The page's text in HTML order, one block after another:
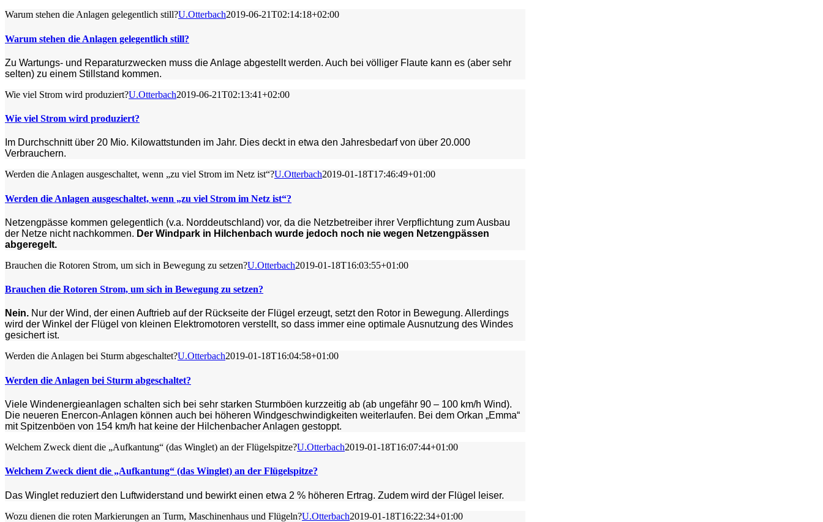
Warum stehen die Anlagen gelegentlich still?U.Otterbach2019-06-21T02:14:18+02:00
Warum stehen die Anlagen gelegentlich still?
Zu Wartungs- und Reparaturzwecken muss die Anlage abgestellt werden. Auch bei völliger Flaute kann es (aber sehr
selten) zu einem Stillstand kommen.
Wie viel Strom wird produziert?U.Otterbach2019-06-21T02:13:41+02:00
Wie viel Strom wird produziert?
Im Durchschnitt über 20 Mio. Kilowattstunden im Jahr. Dies deckt in etwa den Jahresbedarf von über 20.000
Verbrauchern.
Werden die Anlagen ausgeschaltet, wenn „zu viel Strom im Netz ist“?U.Otterbach2019-01-18T17:46:49+01:00
Werden die Anlagen ausgeschaltet, wenn „zu viel Strom im Netz ist“?
Netzengpässe kommen gelegentlich (v.a. Norddeutschland) vor, da die Netzbetreiber ihrer Verpflichtung zum Ausbau
der Netze nicht nachkommen. Der Windpark in Hilchenbach wurde jedoch noch nie wegen Netzengpässen
abgeregelt.
Brauchen die Rotoren Strom, um sich in Bewegung zu setzen?U.Otterbach2019-01-18T16:03:55+01:00
Brauchen die Rotoren Strom, um sich in Bewegung zu setzen?
Nein. Nur der Wind, der einen Auftrieb auf der Rückseite der Flügel erzeugt, setzt den Rotor in Bewegung. Allerdings
wird der Winkel der Flügel von kleinen Elektromotoren verstellt, so dass immer eine optimale Ausnutzung des Windes
gesichert ist.
Werden die Anlagen bei Sturm abgeschaltet?U.Otterbach2019-01-18T16:04:58+01:00
Werden die Anlagen bei Sturm abgeschaltet?
Viele Windenergieanlagen schalten sich bei sehr starken Sturmböen kurzzeitig ab (ab ungefähr 90 – 100 km/h Wind).
Die neueren Enercon-Anlagen können auch bei höheren Windgeschwindigkeiten weiterlaufen. Bei dem Orkan „Emma“
mit Spitzenböen von 154 km/h hat keine der Hilchenbacher Anlagen gestoppt.
Welchem Zweck dient die „Aufkantung“ (das Winglet) an der Flügelspitze?U.Otterbach2019-01-18T16:07:44+01:00
Welchem Zweck dient die „Aufkantung“ (das Winglet) an der Flügelspitze?
Das Winglet reduziert den Luftwiderstand und bewirkt einen etwa 2 % höheren Ertrag. Zudem wird der Flügel leiser.
Wozu dienen die roten Markierungen an Turm, Maschinenhaus und Flügeln?U.Otterbach2019-01-18T16:22:34+01:00